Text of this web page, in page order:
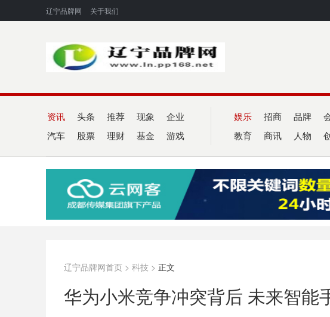
辽宁品牌网 关于我们
资讯 头条 推荐 现象 企业
汽车 股票 理财 基金 游戏
娱乐 招商 品牌
教育 商讯 人物
辽宁品牌网首页 > 科技 > 正文
华为小米竞争冲突背后 未来智能